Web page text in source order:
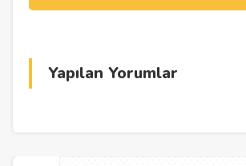
Yapılan Yorumlar